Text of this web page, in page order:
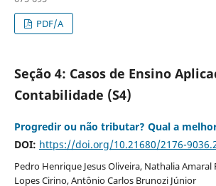
PDF/A
Seção 4: Casos de Ensino
Contabilidade (S4)
Progredir ou não tributar? Qual a
DOI: https://doi.org/10.21680/2176-
Pedro Henrique Jesus Oliveira, Nathalia Amaral
Lopes Cirino, Antônio Carlos Brunozi Júnior